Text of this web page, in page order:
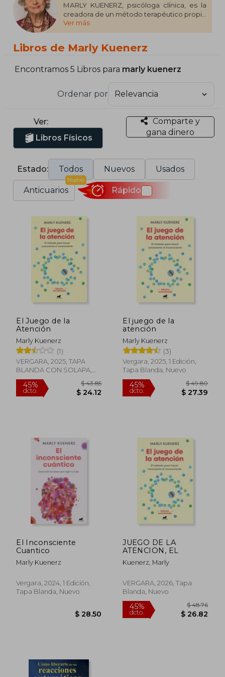
MARLY KUENERZ, psicóloga clínica, es la
creadora de un método terapéutico propio
denominado El Juego de la Atención,
avalado actualmente por un estudio
la Universidad de Murcia. De ahí deriva el
Transpersonal de 4.ª Generación, que
online. Kuenerz ha sido docente en varias
universidades y ha dado charlas por todo
Es autora de El inconsciente cuántico
(Vergara, 2024).
Ver más
Libros de Marly Kuenerz
Encontramos 5 Libros para marly kuenerz
Ordenar por
Ver:
Libros Físicos
Comparte y
gana dinero
Estado: Todos Nuevos Usados
Anticuarios
Nuevo
Rápido
El Juego de la
Atención
Marly Kuenerz
(1)
VERGARA, 2025, TAPA
BLANDA CON SOLAPA,
Nuevo
45%
dcto.
El juego de la
atención
Marly Kuenerz
(3)
Vergara, 2025, 1 Edición,
Tapa Blanda, Nuevo
45%
dcto.
El Inconsciente
Cuantico
Marly Kuenerz
Vergara, 2024, 1 Edición,
Tapa Blanda, Nuevo
JUEGO DE LA
ATENCION, EL
Kuenerz, Marly
VERGARA, 2026, Tapa
Blanda, Nuevo